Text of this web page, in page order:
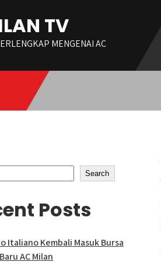
TV
MENGENAI AC
Search
Posts
Italiano Kembali Masuk Bursa
AC Milan